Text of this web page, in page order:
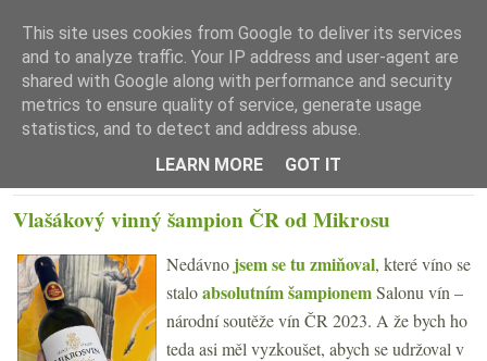
☰ Menu
Vlašákový vinný šampion ČR od Mikrosu
Nedávno jsem se tu zmiňoval, které víno se
staloabsolutním šampionemSalonu vín –
národní soutěže vín ČR 2023. A že bych ho
teda asi měl vyzkoušet, abych se udržoval v
This site uses cookies from Google to deliver its services
and to analyze traffic. Your IP address and user-agent are
shared with Google along with performance and security
metrics to ensure quality of service, generate usage
statistics, and to detect and address abuse.
LEARN MORE
GOT IT